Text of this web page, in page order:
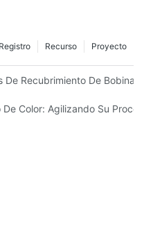
Proyecto
Recurso
Registro
Fabricantes
De Recubrimiento De
Color: Agilizando Su